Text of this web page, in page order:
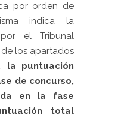
por orden de
indica la
el Tribunal
los apartados
la puntuación
de concurso,
en la fase
total